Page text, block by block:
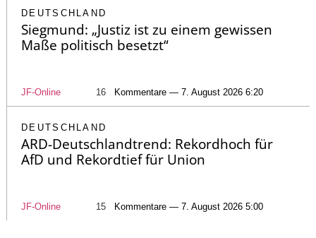
DEUTSCHLAND
Siegmund: „Justiz ist zu einem gewissen
Maße politisch besetzt“
JF-Online 16 Kommentare — 7. August 2026 6:20
DEUTSCHLAND
ARD-Deutschlandtrend: Rekordhoch für
AfD und Rekordtief für Union
JF-Online 15 Kommentare — 7. August 2026 5:00